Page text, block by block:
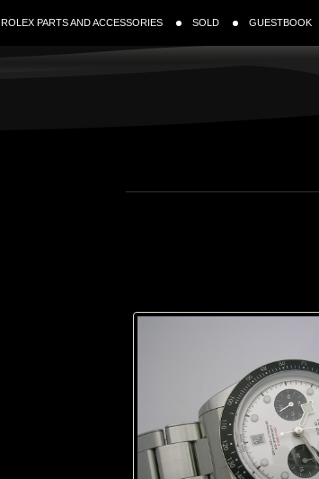
ROLEX PARTS AND ACCESSORIES SOLD GUESTBOOK